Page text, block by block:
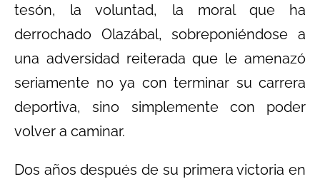
tesón, la voluntad, la moral que ha
derrochado Olazábal, sobreponiéndose a
una adversidad reiterada que le amenazó
seriamente no ya con terminar su carrera
deportiva, sino simplemente con poder
volver a caminar.
Dos años después de su primera victoria en